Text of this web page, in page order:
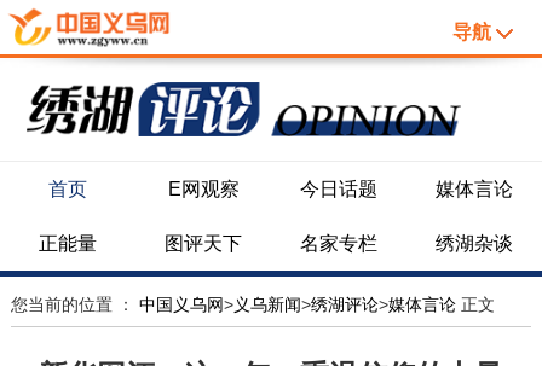
导航
首页 E网观察 今日话题 媒体言论
正能量 图评天下 名家专栏 绣湖杂谈
您当前的位置 ： 中国义乌网>义乌新闻>绣湖评论>媒体言论 正文